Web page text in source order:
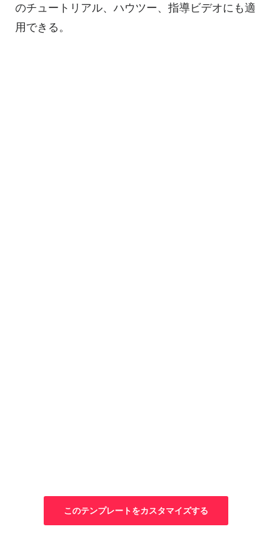
のチュートリアル、ハウツー、指導ビデオにも適
用できる。
このテンプレートをカスタマイズする